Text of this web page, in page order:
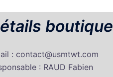
boutique
: contact@usmtwt.com
: RAUD Fabien